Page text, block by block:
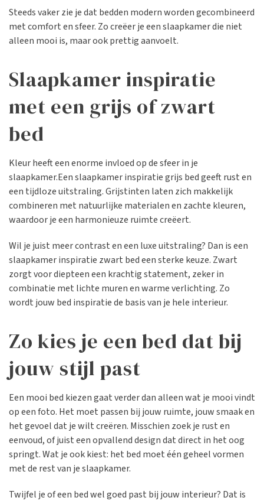
Steeds vaker zie je dat bedden modern worden gecombineerd
met comfort en sfeer. Zo creëer je een slaapkamer die niet
alleen mooi is, maar ook prettig aanvoelt.
Slaapkamer inspiratie
met een grijs of zwart
bed
Kleur heeft een enorme invloed op de sfeer in je
slaapkamer.Een slaapkamer inspiratie grijs bed geeft rust en
een tijdloze uitstraling. Grijstinten laten zich makkelijk
combineren met natuurlijke materialen en zachte kleuren,
waardoor je een harmonieuze ruimte creëert.
Wil je juist meer contrast en een luxe uitstraling? Dan is een
slaapkamer inspiratie zwart bed een sterke keuze. Zwart
zorgt voor diepteen een krachtig statement, zeker in
combinatie met lichte muren en warme verlichting. Zo
wordt jouw bed inspiratie de basis van je hele interieur.
Zo kies je een bed dat bij
jouw stijl past
Een mooi bed kiezen gaat verder dan alleen wat je mooi vindt
op een foto. Het moet passen bij jouw ruimte, jouw smaak en
het gevoel dat je wilt creëren. Misschien zoek je rust en
eenvoud, of juist een opvallend design dat direct in het oog
springt. Wat je ook kiest: het bed moet één geheel vormen
met de rest van je slaapkamer.
Twijfel je of een bed wel goed past bij jouw interieur? Dat is